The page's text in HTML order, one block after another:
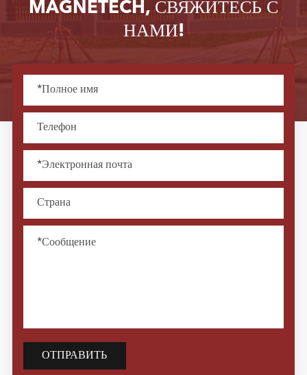
MAGNETECH, СВЯЖИТЕСЬ С
НАМИ!
ОТПРАВИТЬ